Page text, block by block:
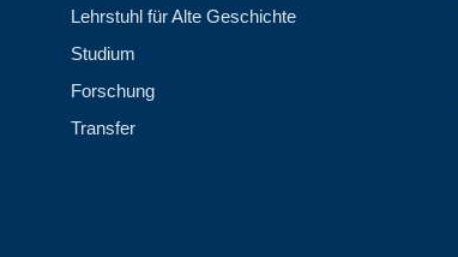
Lehr­stuhl für Alte Geschichte
Studium
Forschung
Transfer